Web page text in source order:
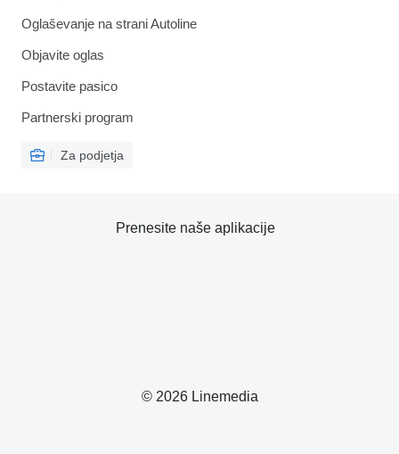
Oglaševanje na strani Autoline
Objavite oglas
Postavite pasico
Partnerski program
Za podjetja
© 2026 Linemedia
Prenesite naše aplikacije